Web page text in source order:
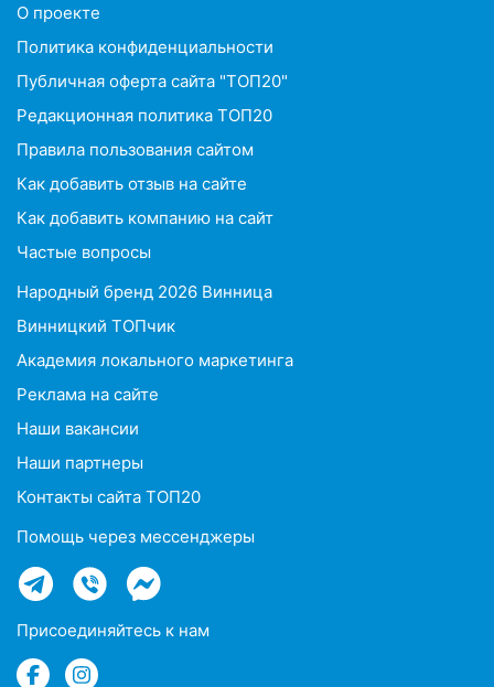
O проекте
Политика конфиденциальности
Публичная оферта сайта "ТОП20"
Редакционная политика ТОП20
Правила пользования сайтом
Как добавить отзыв на сайте
Как добавить компанию на сайт
Частые вопросы
Народный бренд 2026 Винница
Винницкий ТОПчик
Академия локального маркетинга
Реклама на сайте
Наши вакансии
Наши партнеры
Контакты сайта ТОП20
Помощь через мессенджеры
Присоединяйтесь к нам